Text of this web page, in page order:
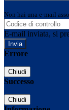
Non hai una e-mail
E-mail inviata, si
Errore
Chiudi
Successo
Chiudi